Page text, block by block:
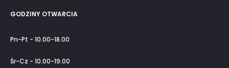
GODZINY OTWARCIA
Pn-Pt - 10.00-18.00
Śr-Cz - 10.00-19.00